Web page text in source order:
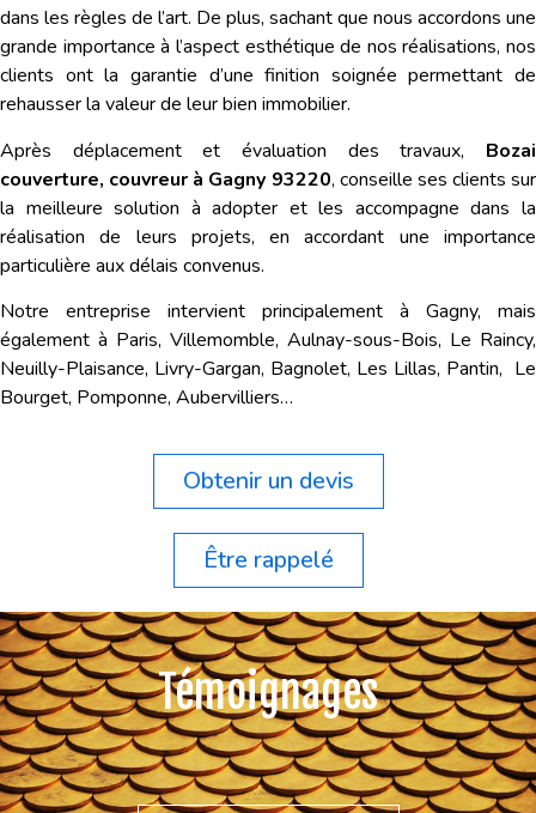
dans les règles de l’art. De plus, sachant que nous accordons une
grande importance à l’aspect esthétique de nos réalisations, nos
clients ont la garantie d’une finition soignée permettant de
rehausser la valeur de leur bien immobilier.
Après déplacement et évaluation des travaux, Bozai
couverture, couvreur à Gagny 93220, conseille ses clients sur
la meilleure solution à adopter et les accompagne dans la
réalisation de leurs projets, en accordant une importance
particulière aux délais convenus.
Notre entreprise intervient principalement à Gagny, mais
également à Paris, Villemomble, Aulnay-sous-Bois, Le Raincy,
Neuilly-Plaisance, Livry-Gargan, Bagnolet, Les Lillas, Pantin, Le
Bourget, Pomponne, Aubervilliers…
Obtenir un devis
Être rappelé
Témoignages